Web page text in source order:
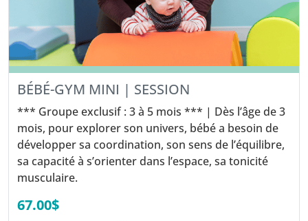
BÉBÉ-GYM MINI | SESSION
*** Groupe exclusif : 3 à 5 mois *** | Dès l’âge de 3
mois, pour explorer son univers, bébé a besoin de
développer sa coordination, son sens de l’équilibre,
sa capacité à s’orienter dans l’espace, sa tonicité
musculaire.
67.00$